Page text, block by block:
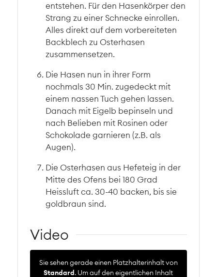
entstehen. Für den Hasenkörper den
Strang zu einer Schnecke einrollen.
Alles direkt auf dem vorbereiteten
Backblech zu Osterhasen
zusammensetzen.
Die Hasen nun in ihrer Form
nochmals 30 Min. zugedeckt mit
einem nassen Tuch gehen lassen.
Danach mit Eigelb bepinseln und
nach Belieben mit Rosinen oder
Schokolade garnieren (z.B. als
Augen).
Die Osterhasen aus Hefeteig in der
Mitte des Ofens bei 180 Grad
Heissluft ca. 30-40 backen, bis sie
goldbraun sind.
Video
Sie sehen gerade einen Platzhalterinhalt von
Standard. Um auf den eigentlichen Inhalt